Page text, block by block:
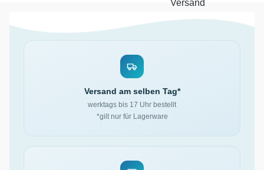
Versand am selben Tag*
werktags bis 17 Uhr bestellt
*gilt nur für Lagerware